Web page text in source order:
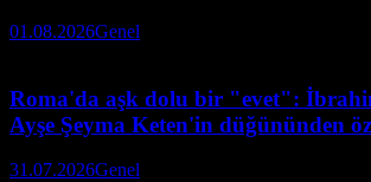
01.08.2026Genel
Roma'da aşk dolu bir "evet":
Ayşe Şeyma Keten'in düğününden
31.07.2026Genel